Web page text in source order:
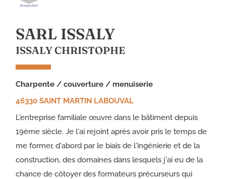
SARL ISSALY
ISSALY CHRISTOPHE
charpente / couverture / menuiserie
46330 SAINT MARTIN LABOUVAL
L'entreprise familiale œuvre dans le bâtiment depuis
19ème siècle. Je l'ai rejoint après avoir pris le temps de
me former, d'abord par le biais de l'ingénierie et de la
construction, des domaines dans lesquels j'ai eu de la
chance de côtoyer des formateurs précurseurs qui